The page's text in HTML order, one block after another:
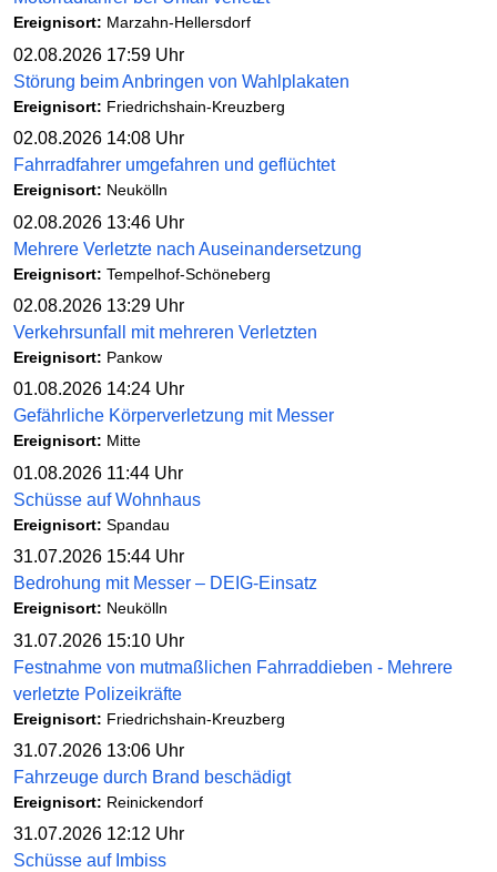
Ereignisort: Marzahn-Hellersdorf
02.08.2026 17:59 Uhr
Störung beim Anbringen von Wahlplakaten
Ereignisort: Friedrichshain-Kreuzberg
02.08.2026 14:08 Uhr
Fahrradfahrer umgefahren und geflüchtet
Ereignisort: Neukölln
02.08.2026 13:46 Uhr
Mehrere Verletzte nach Auseinandersetzung
Ereignisort: Tempelhof-Schöneberg
02.08.2026 13:29 Uhr
Verkehrsunfall mit mehreren Verletzten
Ereignisort: Pankow
01.08.2026 14:24 Uhr
Gefährliche Körperverletzung mit Messer
Ereignisort: Mitte
01.08.2026 11:44 Uhr
Schüsse auf Wohnhaus
Ereignisort: Spandau
31.07.2026 15:44 Uhr
Bedrohung mit Messer – DEIG-Einsatz
Ereignisort: Neukölln
31.07.2026 15:10 Uhr
Festnahme von mutmaßlichen Fahrraddieben - Mehrere
verletzte Polizeikräfte
Ereignisort: Friedrichshain-Kreuzberg
31.07.2026 13:06 Uhr
Fahrzeuge durch Brand beschädigt
Ereignisort: Reinickendorf
31.07.2026 12:12 Uhr
Schüsse auf Imbiss